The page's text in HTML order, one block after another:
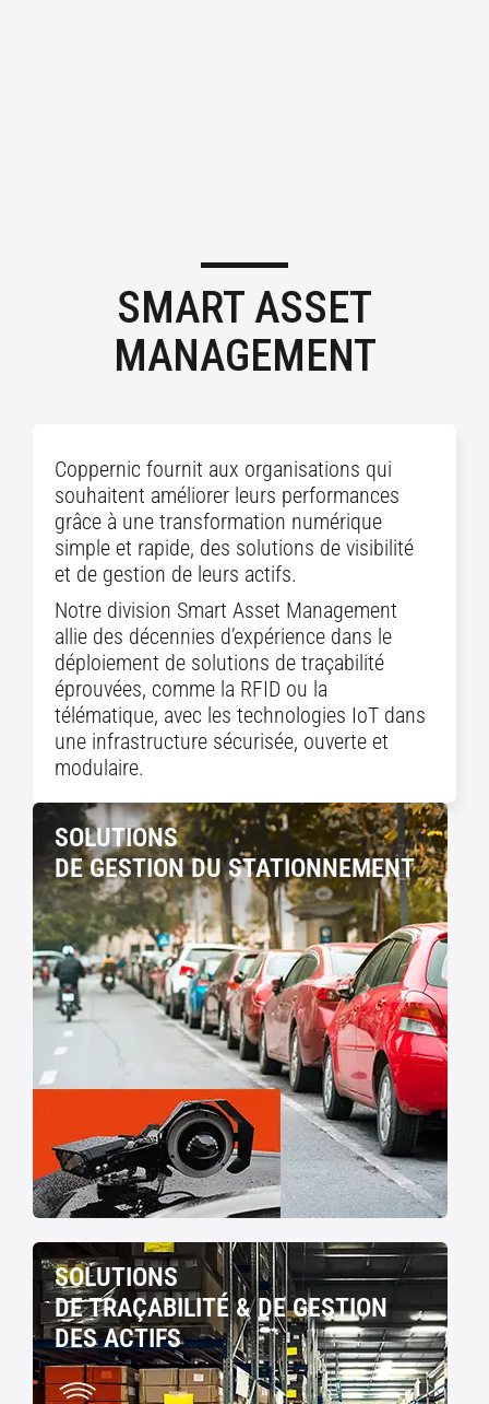
SMART ASSET
MANAGEMENT
SOLUTIONS
DE GESTION DU STATIONNEMENT
Coppernic fournit aux organisations qui
souhaitent améliorer leurs performances
grâce à une transformation numérique
simple et rapide, des solutions de visibilité
et de gestion de leurs actifs.
Notre division Smart Asset Management
allie des décennies d’expérience dans le
déploiement de solutions de traçabilité
éprouvées, comme la RFID ou la
télématique, avec les technologies IoT dans
une infrastructure sécurisée, ouverte et
modulaire.
SOLUTIONS
DE TRAÇABILITÉ & DE GESTION
DES ACTIFS